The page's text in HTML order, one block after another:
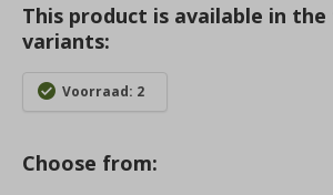
This product is available in
variants:
Voorraad: 2
Choose from: